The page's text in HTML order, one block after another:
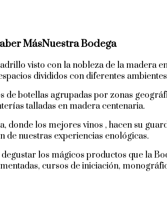
MásNuestra Bodega
visto con la nobleza de la madera
divididos con diferentes
botellas agrupadas por zonas
talladas en madera centenaria.
donde los mejores vinos , hacen su
de nuestras experiencias enológicas.
los mágicos productos que la
cursos de iniciación,